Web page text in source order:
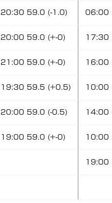
20:30 59.0 (-1.0) 06:00
20:00 59.0 (+-0) 17:30
21:00 59.0 (+-0) 16:00
19:30 59.5 (+0.5) 10:00
20:00 59.0 (-0.5) 14:00
19:00 59.0 (+-0) 10:00
19:00